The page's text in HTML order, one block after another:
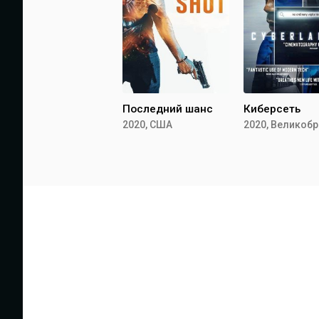
Последний шанс
2020, США
Киберсеть